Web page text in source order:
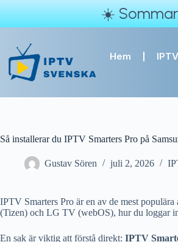
☀️
Hem
Så installerar du IPTV Smarters Pro på
Gustav Sören juli 2, 2026
IPTV Smarters Pro är en av de mest
(Tizen) och LG TV (webOS), hur du loggar
En sak är viktig att förstå direkt: IPTV